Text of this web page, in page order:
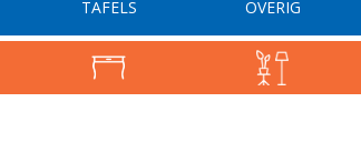
TAFELS OVERIG